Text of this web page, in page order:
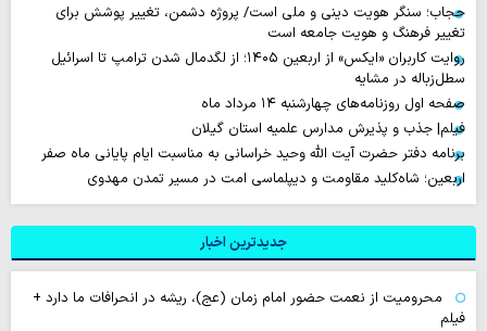
حجاب؛ سنگر هویت دینی و ملی است/ پروژه دشمن، تغییر پوشش برای
تغییر فرهنگ و هویت جامعه است
روایت‌ کاربران «ایکس» از اربعین ۱۴۰۵؛ از لگدمال شدن ترامپ تا اسرائیل
سطل‌زباله‌ در مشایه
صفحه اول روزنامه‌های چهارشنبه ۱۴ مرداد ماه
فیلم| جذب و پذیرش مدارس علمیه استان گیلان
برنامه دفتر حضرت آیت الله وحید خراسانی به مناسبت ایام پایانی ماه صفر
اربعین؛ شاه‌کلید مقاومت و دیپلماسی امت در مسیر تمدن مهدوی
جدیدترین اخبار
محرومیت از نعمت حضور امام زمان (عج)، ریشه در انحرافات ما دارد +
فیلم